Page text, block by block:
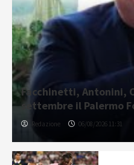
Facchinetti, Antonini,
settembre il Palermo
Redazione 06/08/2026 11:31